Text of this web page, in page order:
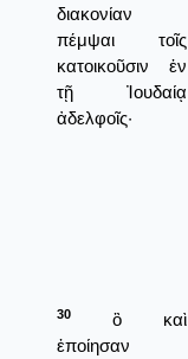
διακονίαν
πέμψαι τοῖς
κατοικοῦσιν ἐν
τῇ Ἰουδαίᾳ
ἀδελφοῖς·
30
ὃ καὶ
ἐποίησαν